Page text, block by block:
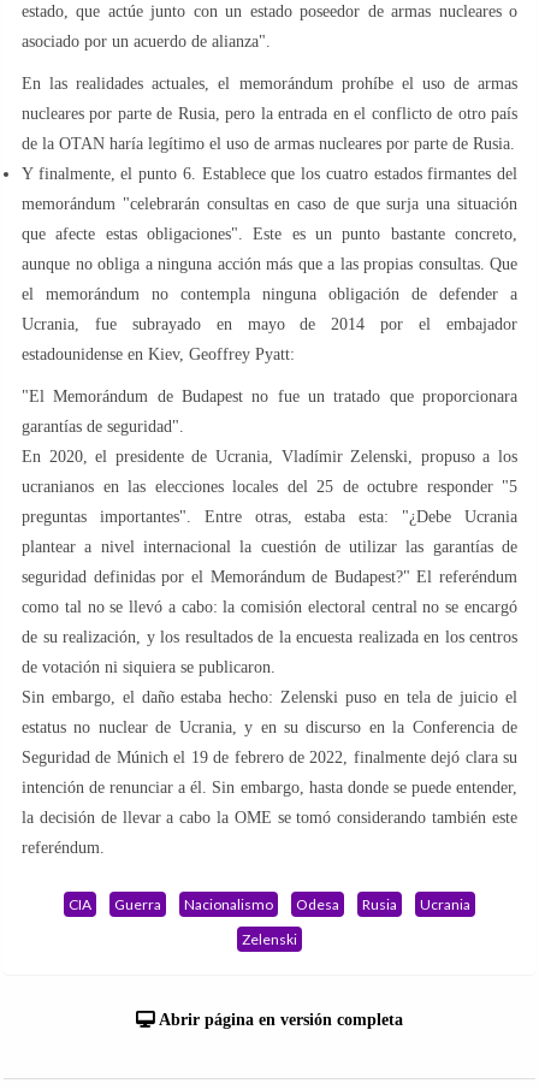
estado, que actúe junto con un estado poseedor de armas nucleares o
asociado por un acuerdo de alianza".
En las realidades actuales, el memorándum prohíbe el uso de armas
nucleares por parte de Rusia, pero la entrada en el conflicto de otro país
de la OTAN haría legítimo el uso de armas nucleares por parte de Rusia.
Y finalmente, el punto 6. Establece que los cuatro estados firmantes del
memorándum "celebrarán consultas en caso de que surja una situación
que afecte estas obligaciones". Este es un punto bastante concreto,
aunque no obliga a ninguna acción más que a las propias consultas. Que
el memorándum no contempla ninguna obligación de defender a
Ucrania, fue subrayado en mayo de 2014 por el embajador
estadounidense en Kiev, Geoffrey Pyatt:
"El Memorándum de Budapest no fue un tratado que proporcionara
garantías de seguridad".
En 2020, el presidente de Ucrania, Vladímir Zelenski, propuso a los
ucranianos en las elecciones locales del 25 de octubre responder "5
preguntas importantes". Entre otras, estaba esta: "¿Debe Ucrania
plantear a nivel internacional la cuestión de utilizar las garantías de
seguridad definidas por el Memorándum de Budapest?" El referéndum
como tal no se llevó a cabo: la comisión electoral central no se encargó
de su realización, y los resultados de la encuesta realizada en los centros
de votación ni siquiera se publicaron.
Sin embargo, el daño estaba hecho: Zelenski puso en tela de juicio el
estatus no nuclear de Ucrania, y en su discurso en la Conferencia de
Seguridad de Múnich el 19 de febrero de 2022, finalmente dejó clara su
intención de renunciar a él. Sin embargo, hasta donde se puede entender,
la decisión de llevar a cabo la OME se tomó considerando también este
referéndum.
CIA Guerra Nacionalismo Odesa Rusia
Ucrania
Zelenski
Abrir página en versión completa